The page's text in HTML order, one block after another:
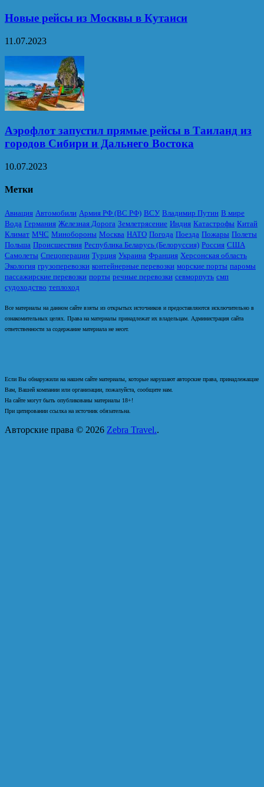
Новые рейсы из Москвы в Кутаиси
11.07.2023
Аэрофлот запустил прямые рейсы в Таиланд из
городов Сибири и Дальнего Востока
10.07.2023
Метки
Авиация Автомобили Армия РФ (ВС РФ) ВСУ Владимир Путин В мире
Вода Германия Железная Дорога Землетрясение Индия Катастрофы Китай
Климат МЧС Минобороны Москва НАТО Погода Поезда Пожары Полеты
Польша Происшествия Республика Беларусь (Белоруссия) Россия США
Самолеты Спецоперации Турция Украина Франция Херсонская область
Экология грузоперевозки контейнерные перевозки морские порты паромы
пассажирские перевозки порты речные перевозки севморпуть смп
судоходство теплоход
Все материалы на данном сайте взяты из открытых источников и предоставляются исключительно в
ознакомительных целях. Права на материалы принадлежат их владельцам. Администрация сайта
ответственности за содержание материала не несет.
Если Вы обнаружили на нашем сайте материалы, которые нарушают авторские права, принадлежащие
Вам, Вашей компании или организации, пожалуйста, сообщите нам.
На сайте могут быть опубликованы материалы 18+!
При цитировании ссылка на источник обязательна.
Авторские права © 2026 Zebra Travel..